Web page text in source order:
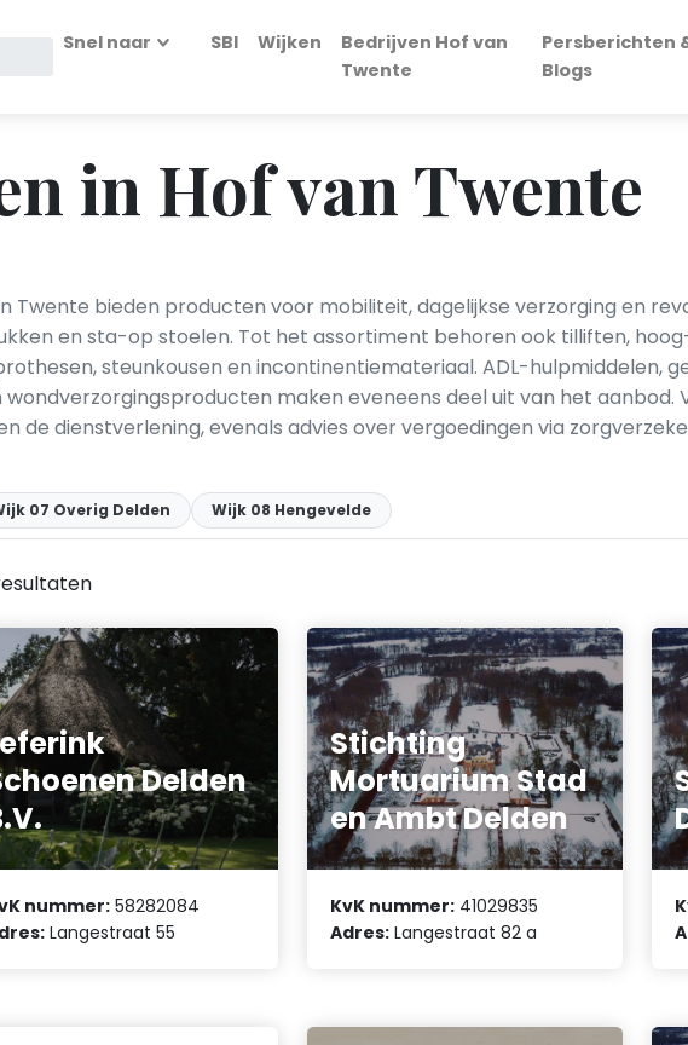
Snel naar SBI Wijken
Bedrijven Hof van
Twente
Persberichten
Blogs
in Hof van Twente
Twente bieden producten voor mobiliteit, dagelijkse verzorging en
en sta-op stoelen. Tot het assortiment behoren ook tilliften,
steunkousen en incontinentiemateriaal. ADL-hulpmiddelen,
maken eveneens deel uit van het aanbod.
de dienstverlening, evenals advies over vergoedingen via
07 Overig Delden Wijk 08 Hengevelde
Delden
nummer: 58282084
Langestraat 55
Stichting
Mortuarium Stad
en Ambt Delden
KvK nummer: 41029835
Adres: Langestraat 82 a